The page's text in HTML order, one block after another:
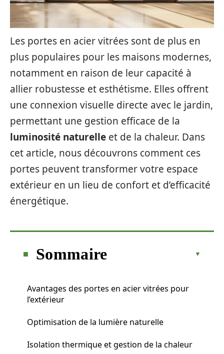
Les portes en acier vitrées sont de plus en
plus populaires pour les maisons modernes,
notamment en raison de leur capacité à
allier robustesse et esthétisme. Elles offrent
une connexion visuelle directe avec le jardin,
permettant une gestion efficace de la
luminosité naturelle et de la chaleur. Dans
cet article, nous découvrons comment ces
portes peuvent transformer votre espace
extérieur en un lieu de confort et d’efficacité
énergétique.
Sommaire
Avantages des portes en acier vitrées pour
l’extérieur
Optimisation de la lumière naturelle
Isolation thermique et gestion de la chaleur